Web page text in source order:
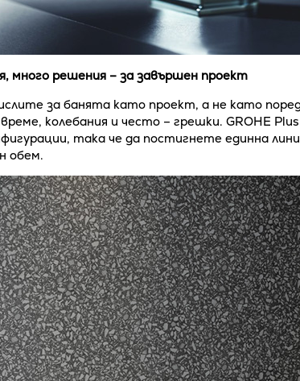
много решения – за завършен проект
за банята като проект, а не като
колебания и често – грешки. GROHE
така че да постигнете единна
обем.